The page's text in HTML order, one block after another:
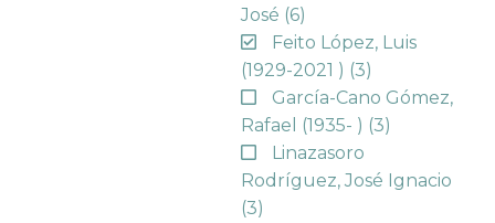
José (6)
Feito López, Luis
(1929-2021 ) (3)
García-Cano Gómez,
Rafael (1935- ) (3)
Linazasoro
Rodríguez, José Ignacio
(3)